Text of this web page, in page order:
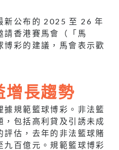
新公布的 2025 至 26 年
請香港賽馬會（「馬
博彩的建議，馬會表示歡
增長趨勢
據規範籃球博彩。非法籃
，包括高利貸及引誘未成
評估，去年的非法籃球賭
九百億元。規範籃球博彩